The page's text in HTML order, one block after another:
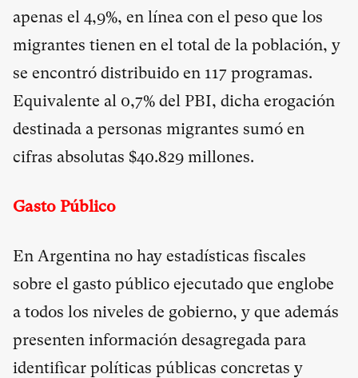
apenas el 4,9%, en línea con el peso que los
migrantes tienen en el total de la población, y
se encontró distribuido en 117 programas.
Equivalente al 0,7% del PBI, dicha erogación
destinada a personas migrantes sumó en
cifras absolutas $40.829 millones.
Gasto Público
En Argentina no hay estadísticas fiscales
sobre el gasto público ejecutado que englobe
a todos los niveles de gobierno, y que además
presenten información desagregada para
identificar políticas públicas concretas y